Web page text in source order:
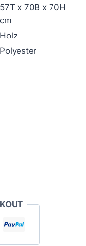
‎57T x 70B x 70H
cm
Holz
Polyester